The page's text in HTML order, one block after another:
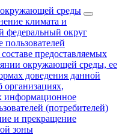
окружающей среды
климата и
федеральный округ
предоставляемых
окружающей среды, ее
доведения данной
информационное
(потребителей)
и прекращение
зоны